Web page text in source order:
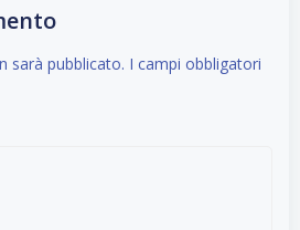
sarà pubblicato. I campi obbligatori